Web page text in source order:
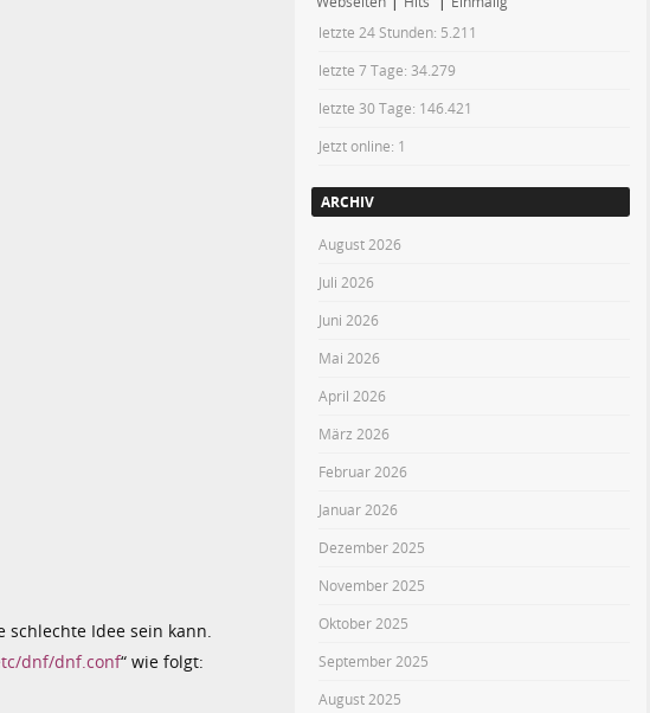
schlechte Idee sein kann.
dnf/dnf.conf“ wie folgt:
letzte 24 Stunden: 5.211
letzte 7 Tage: 34.279
letzte 30 Tage: 146.421
Jetzt online: 1
ARCHIV
August 2026
Juli 2026
Juni 2026
Mai 2026
April 2026
März 2026
Februar 2026
Januar 2026
Dezember 2025
November 2025
Oktober 2025
September 2025
August 2025